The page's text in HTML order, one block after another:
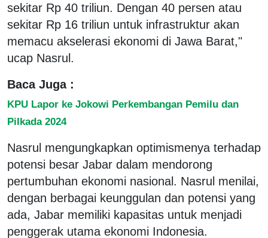
sekitar Rp 40 triliun. Dengan 40 persen atau
sekitar Rp 16 triliun untuk infrastruktur akan
memacu akselerasi ekonomi di Jawa Barat,"
ucap Nasrul.
Baca Juga :
KPU Lapor ke Jokowi Perkembangan Pemilu dan
Pilkada 2024
Nasrul mengungkapkan optimismenya terhadap
potensi besar Jabar dalam mendorong
pertumbuhan ekonomi nasional. Nasrul menilai,
dengan berbagai keunggulan dan potensi yang
ada, Jabar memiliki kapasitas untuk menjadi
penggerak utama ekonomi Indonesia.